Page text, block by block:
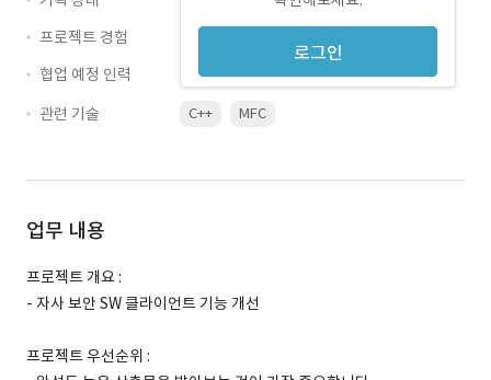
로그인
프로젝트 경험
협업 예정 인력
관련 기술
C++ MFC
업무 내용
프로젝트 개요 :
- 자사 보안 SW 클라이언트 기능 개선
프로젝트 우선순위 :